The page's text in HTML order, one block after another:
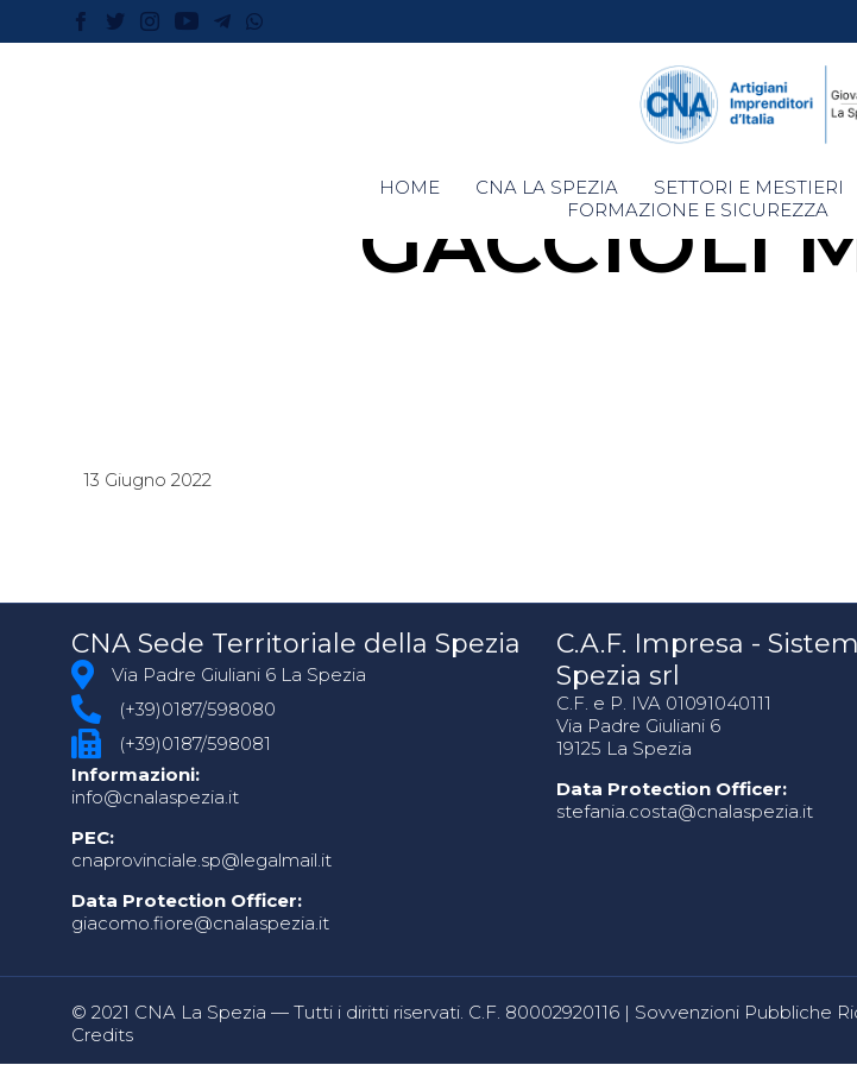
Skip
to
HOME CNA LA SPEZIA SETTORI E MESTIERI
FORMAZIONE E SICUREZZA
GACCIOLI
13 Giugno 2022
CNA Sede Territoriale della Spezia
Via Padre Giuliani 6 La Spezia
(+39)0187/598080
(+39)0187/598081
Informazioni:
info@cnalaspezia.it
PEC:
cnaprovinciale.sp@legalmail.it
Data Protection Officer:
giacomo.fiore@cnalaspezia.it
C.A.F. Impresa -
Spezia srl
C.F. e P. IVA 01091040111
Via Padre Giuliani 6
19125 La Spezia
Data Protection Officer:
stefania.costa@cnalaspezia.it
© 2021 CNA La Spezia — Tutti i diritti riservati. C.F. 80002920116 | Sovvenzioni Pubbliche
Credits